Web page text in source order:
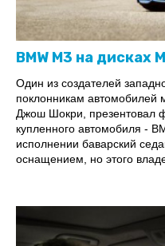
BMW M3 на дисках
Один из создателей
поклонникам автомобилей
Джош Шокри, презентовал
купленного автомобиля -
исполнении баварский
оснащением, но этого